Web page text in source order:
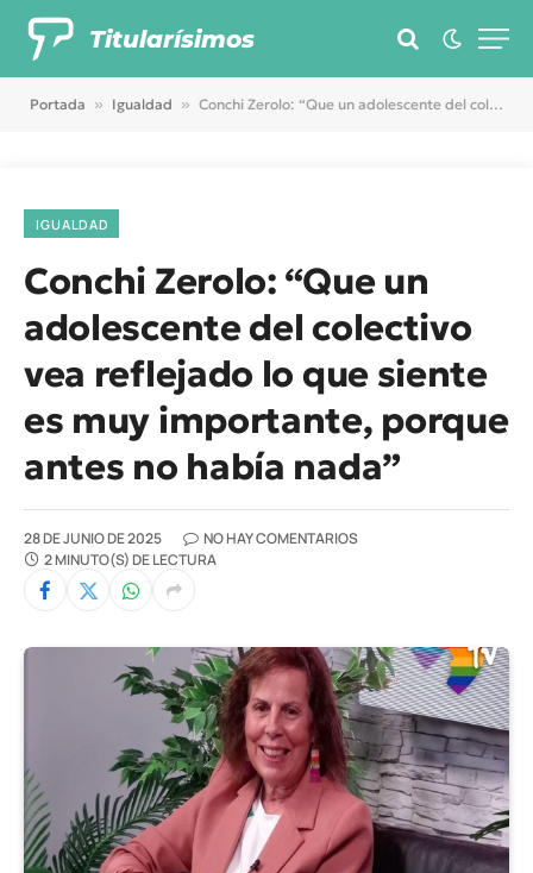
Titularísimos
Portada » Igualdad » Conchi Zerolo: “Que un adolescente del colectivo vea reflejado lo que siente es muy importante, porque antes no había nada”
IGUALDAD
Conchi Zerolo: “Que un
adolescente del colectivo
vea reflejado lo que siente
es muy importante, porque
antes no había nada”
28 DE JUNIO DE 2025
NO HAY COMENTARIOS
2 MINUTO(S) DE LECTURA